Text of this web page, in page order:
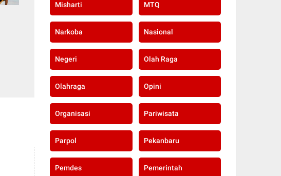
Misharti MTQ
Narkoba Nasional
Negeri Olah Raga
Olahraga Opini
Organisasi Pariwisata
Parpol Pekanbaru
Pemdes Pemerintah